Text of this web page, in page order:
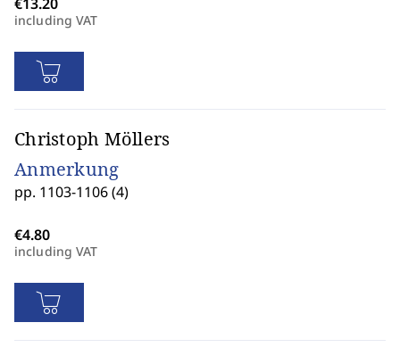
including VAT
Christoph Möllers
Anmerkung
pp. 1103-1106 (4)
including VAT